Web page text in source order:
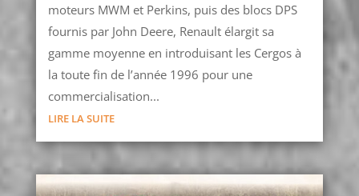
moteurs MWM et Perkins, puis des blocs DPS
fournis par John Deere, Renault élargit sa
gamme moyenne en introduisant les Cergos à
la toute fin de l’année 1996 pour une
commercialisation...
LIRE LA SUITE